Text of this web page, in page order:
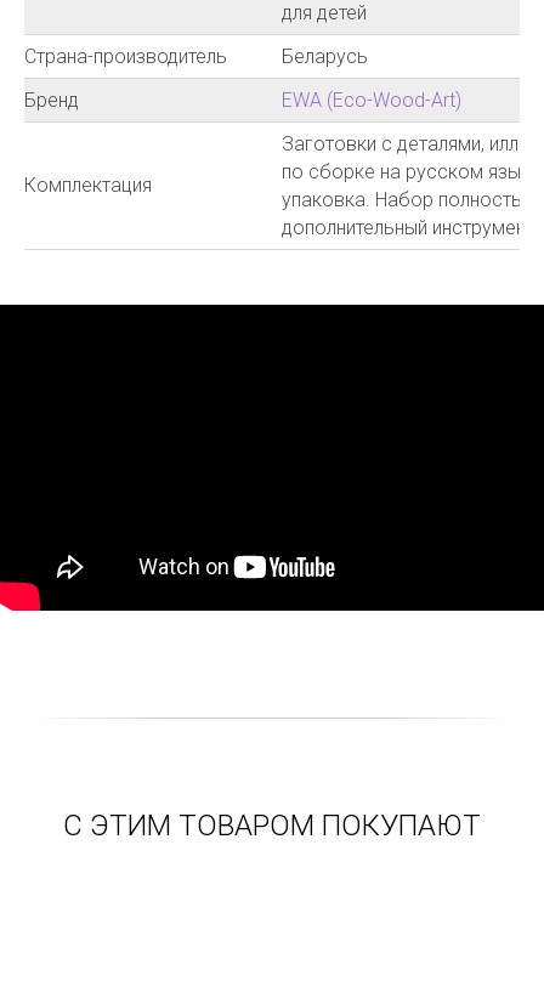
для детей
Страна-производитель
Беларусь
Бренд
EWA (Eco-Wood-Art)
Комплектация
Заготовки с деталями,
по сборке на русском
упаковка. Набор полностью
дополнительный инструмент
С ЭТИМ ТОВАРОМ ПОКУПАЮТ